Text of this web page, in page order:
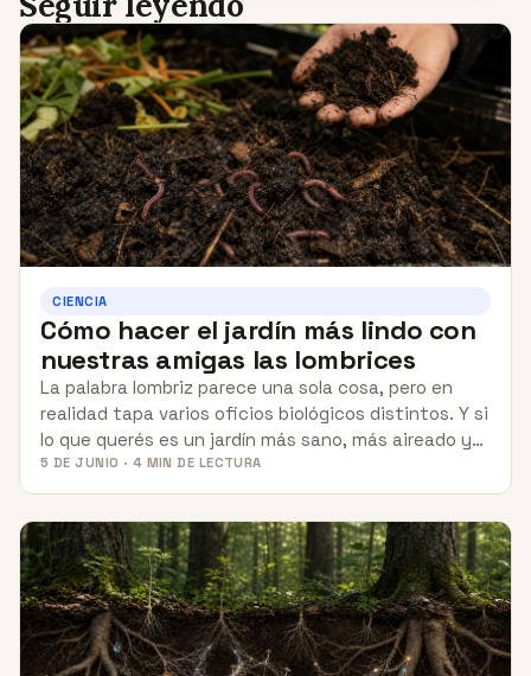
CIENCIA
Cómo hacer el jardín más lindo con
nuestras amigas las lombrices
La palabra lombriz parece una sola cosa, pero en
realidad tapa varios oficios biológicos distintos. Y si
lo que querés es un jardín más sano, más aireado y…
5 DE JUNIO · 4 MIN DE LECTURA